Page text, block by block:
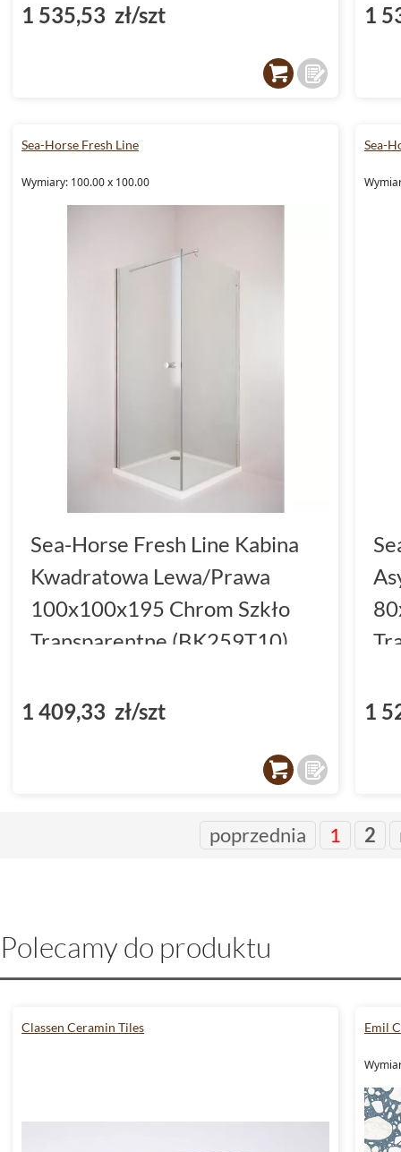
1 535,53 zł/szt 1
Sea-Horse Fresh Line
Wymiary: 100.00 x 100.00
Sea-Horse Fresh Line Kabina
Kwadratowa Lewa/Prawa
100x100x195 Chrom Szkło
Transparentne (BK259T10)
1 409,33 zł/szt
Sea-
1
poprzednia 1 2
Polecamy do produktu
Classen Ceramin Tiles Emil